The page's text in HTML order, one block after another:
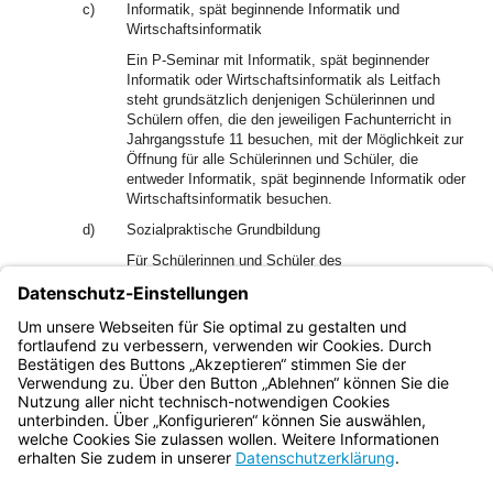
c)
Informatik, spät beginnende Informatik und
Wirtschaftsinformatik
Ein P-Seminar mit Informatik, spät beginnender
Informatik oder Wirtschaftsinformatik als Leitfach
steht grundsätzlich denjenigen Schülerinnen und
Schülern offen, die den jeweiligen Fachunterricht in
Jahrgangsstufe 11 besuchen, mit der Möglichkeit zur
Öffnung für alle Schülerinnen und Schüler, die
entweder Informatik, spät beginnende Informatik oder
Wirtschaftsinformatik besuchen.
d)
Sozialpraktische Grundbildung
Für Schülerinnen und Schüler des
P‑Seminar mit Leitfach Sozialpraktische
Grundbildung angeboten werden, mit der Möglichkeit
zur Öffnung für alle Schülerinnen und Schüler.
Bayern.de
BayernPortal